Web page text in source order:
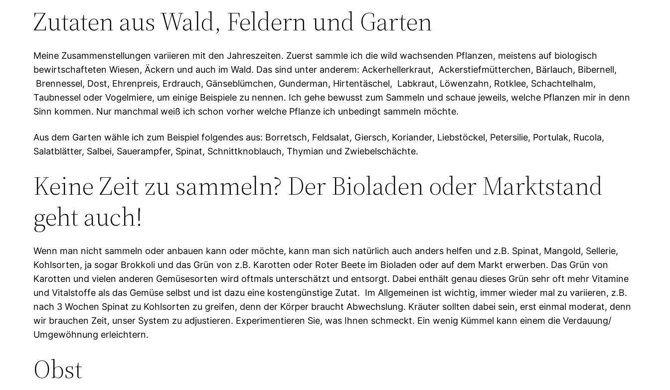
Zutaten aus Wald, Feldern und Garten
Meine Zusammenstellungen variieren mit den Jahreszeiten. Zuerst sammle ich die wild wachsenden Pflanzen, meistens auf biologisch
bewirtschafteten Wiesen, Äckern und auch im Wald. Das sind unter anderem: Ackerhellerkraut, Ackerstiefmütterchen, Bärlauch, Bibernell,
Brennessel, Dost, Ehrenpreis, Erdrauch, Gänseblümchen, Gunderman, Hirtentäschel, Labkraut, Löwenzahn, Rotklee, Schachtelhalm,
Taubnessel oder Vogelmiere, um einige Beispiele zu nennen. Ich gehe bewusst zum Sammeln und schaue jeweils, welche Pflanzen mir in denn
Sinn kommen. Nur manchmal weiß ich schon vorher welche Pflanze ich unbedingt sammeln möchte.
Aus dem Garten wähle ich zum Beispiel folgendes aus: Borretsch, Feldsalat, Giersch, Koriander, Liebstöckel, Petersilie, Portulak, Rucola,
Salatblätter, Salbei, Sauerampfer, Spinat, Schnittknoblauch, Thymian und Zwiebelschächte.
Keine Zeit zu sammeln? Der Bioladen oder Marktstand
geht auch!
Wenn man nicht sammeln oder anbauen kann oder möchte, kann man sich natürlich auch anders helfen und z.B. Spinat, Mangold, Sellerie,
Kohlsorten, ja sogar Brokkoli und das Grün von z.B. Karotten oder Roter Beete im Bioladen oder auf dem Markt erwerben. Das Grün von
Karotten und vielen anderen Gemüsesorten wird oftmals unterschätzt und entsorgt. Dabei enthält genau dieses Grün sehr oft mehr Vitamine
und Vitalstoffe als das Gemüse selbst und ist dazu eine kostengünstige Zutat. Im Allgemeinen ist wichtig, immer wieder mal zu variieren, z.B.
nach 3 Wochen Spinat zu Kohlsorten zu greifen, denn der Körper braucht Abwechslung. Kräuter sollten dabei sein, erst einmal moderat, denn
wir brauchen Zeit, unser System zu adjustieren. Experimentieren Sie, was Ihnen schmeckt. Ein wenig Kümmel kann einem die Verdauung/
Umgewöhnung erleichtern.
Obst